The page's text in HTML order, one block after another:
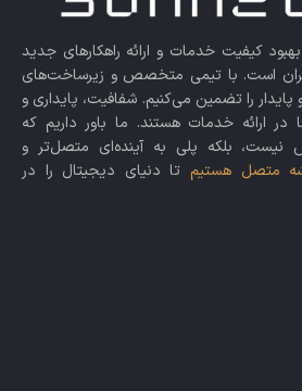
کیفیت خدمات و ارائه راهکارهای جدید
است. با تیمی متخصص و زیرساخت‌های
پایدار را تضمین می‌کنیم. شفافیت، پایداری و
ارائه خدمات هستند. ما باور داریم که
بلکه پلی به آینده‌ای متصل‌تر و
متصل هستیم تا دنیای دیجیتال را در